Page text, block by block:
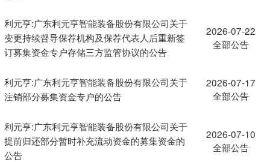
利元亨:广东利元亨智能装备股份有限公司关于
变更持续督导保荐机构及保荐代表人后重新签
订募集资金专户存储三方监管协议的公告
2026-07-22
全部公告
利元亨:广东利元亨智能装备股份有限公司关于
注销部分募集资金专户的公告
2026-07-17
全部公告
利元亨:广东利元亨智能装备股份有限公司关于
提前归还部分暂时补充流动资金的募集资金的
公告
2026-07-10
全部公告